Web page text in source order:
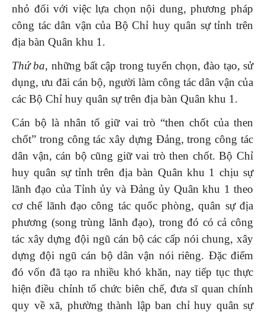
nhỏ đối với việc lựa chọn nội dung, phương pháp
công tác dân vận của Bộ Chỉ huy quân sự tỉnh trên
địa bàn Quân khu 1.
Thứ ba, những bất cập trong tuyển chọn, đào tạo, sử
dụng, ưu đãi cán bộ, người làm công tác dân vận của
các Bộ Chỉ huy quân sự trên địa bàn Quân khu 1.
Cán bộ là nhân tố giữ vai trò “then chốt của then
chốt” trong công tác xây dựng Đảng, trong công tác
dân vận, cán bộ cũng giữ vai trò then chốt. Bộ Chỉ
huy quân sự tỉnh trên địa bàn Quân khu 1 chịu sự
lãnh đạo của Tỉnh ủy và Đảng ủy Quân khu 1 theo
cơ chế lãnh đạo công tác quốc phòng, quân sự địa
phương (song trùng lãnh đạo), trong đó có cả công
tác xây dựng đội ngũ cán bộ các cấp nói chung, xây
dựng đội ngũ cán bộ dân vận nói riêng. Đặc điểm
đó vốn đã tạo ra nhiều khó khăn, nay tiếp tục thực
hiện điều chỉnh tổ chức biên chế, đưa sĩ quan chính
quy về xã, phường thành lập ban chỉ huy quân sự